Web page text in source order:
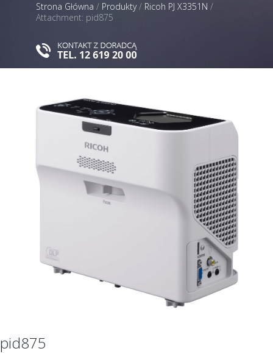
Strona Główna / Produkty/ Ricoh PJ X3351N /
Attachment: pid875
pid875